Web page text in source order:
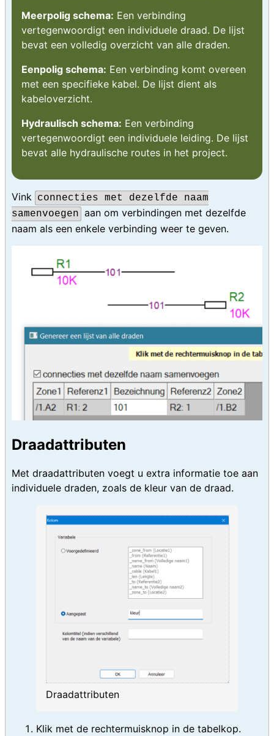
Meerpolig schema: Een verbinding
vertegenwoordigt een individuele draad. De lijst
bevat een volledig overzicht van alle draden.
Eenpolig schema: Een verbinding komt overeen
met een specifieke kabel. De lijst dient als
kabeloverzicht.
Hydraulisch schema: Een verbinding
vertegenwoordigt een individuele leiding. De lijst
bevat alle hydraulische routes in het project.
Vink connecties met dezelfde naam
samenvoegen aan om verbindingen met dezelfde
naam als een enkele verbinding weer te geven.
Draadattributen
Met draadattributen voegt u extra informatie toe aan
individuele draden, zoals de kleur van de draad.
Draadattributen
Klik met de rechtermuisknop in de tabelkop.